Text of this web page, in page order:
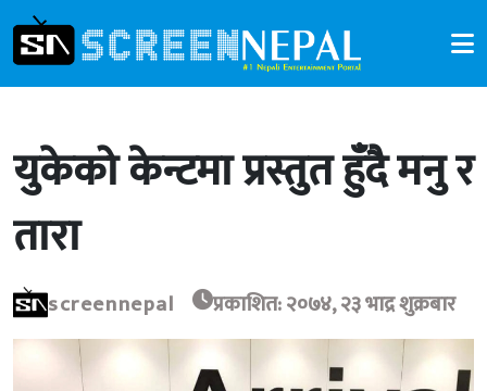
युकेको केन्टमा प्रस्तुत हुँदै मनु र
तारा
screennepal प्रकाशित: २०७४, २३ भाद्र शुक्रबार